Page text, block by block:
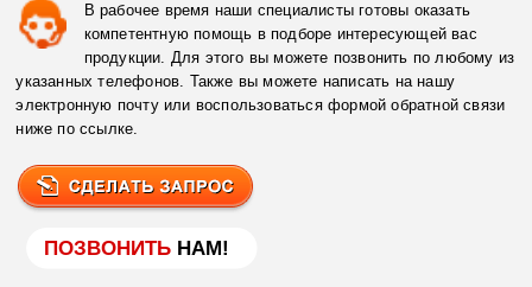
В рабочее время наши специалисты готовы оказать
компетентную помощь в подборе интересующей вас
продукции. Для этого вы можете позвонить по любому из
указанных телефонов. Также вы можете написать на нашу
электронную почту или воспользоваться формой обратной связи
ниже по ссылке.
ПОЗВОНИТЬ НАМ!